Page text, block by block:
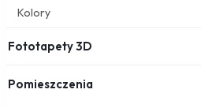
Kolory
Fototapety 3D
Pomieszczenia